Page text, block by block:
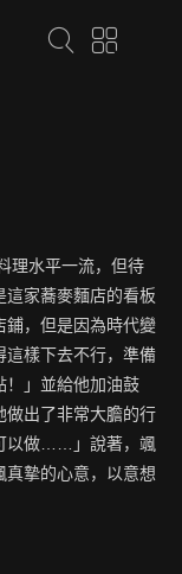
理水平一流，但待
這家蕎麥麵店的看板
，但是因為時代變
樣下去不行，準備
！」並給他加油鼓
做出了非常大膽的行
做……」說著，颯
摯的心意，以意想